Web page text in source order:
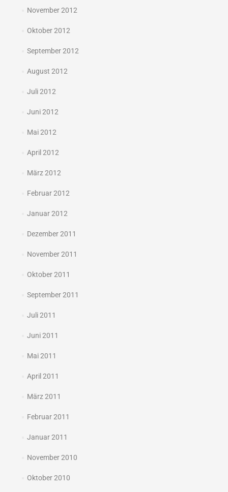
November 2012
Oktober 2012
September 2012
August 2012
Juli 2012
Juni 2012
Mai 2012
April 2012
März 2012
Februar 2012
Januar 2012
Dezember 2011
November 2011
Oktober 2011
September 2011
Juli 2011
Juni 2011
Mai 2011
April 2011
März 2011
Februar 2011
Januar 2011
November 2010
Oktober 2010